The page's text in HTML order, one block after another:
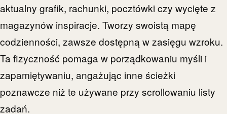
aktualny grafik, rachunki, pocztówki czy wycięte z
magazynów inspiracje. Tworzy swoistą mapę
codzienności, zawsze dostępną w zasięgu wzroku.
Ta fizyczność pomaga w porządkowaniu myśli i
zapamiętywaniu, angażując inne ścieżki
poznawcze niż te używane przy scrollowaniu listy
zadań.